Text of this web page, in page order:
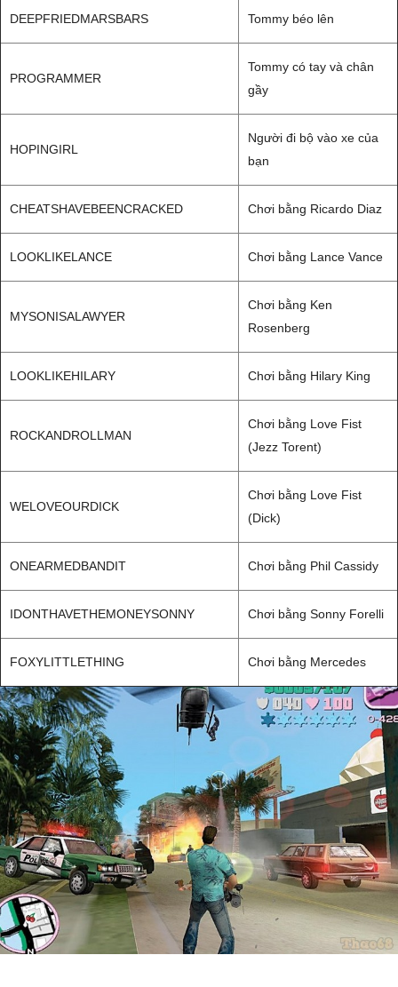
DEEPFRIEDMARSBARS Tommy béo lên
PROGRAMMER
Tommy có tay và chân
gầy
HOPINGIRL
Người đi bộ vào xe của
bạn
CHEATSHAVEBEENCRACKED Chơi bằng Ricardo Diaz
LOOKLIKELANCE Chơi bằng Lance Vance
MYSONISALAWYER
Chơi bằng Ken
Rosenberg
LOOKLIKEHILARY Chơi bằng Hilary King
ROCKANDROLLMAN
Chơi bằng Love Fist
(Jezz Torent)
WELOVEOURDICK
Chơi bằng Love Fist
(Dick)
ONEARMEDBANDIT Chơi bằng Phil Cassidy
IDONTHAVETHEMONEYSONNY Chơi bằng Sonny Forelli
FOXYLITTLETHING Chơi bằng Mercedes